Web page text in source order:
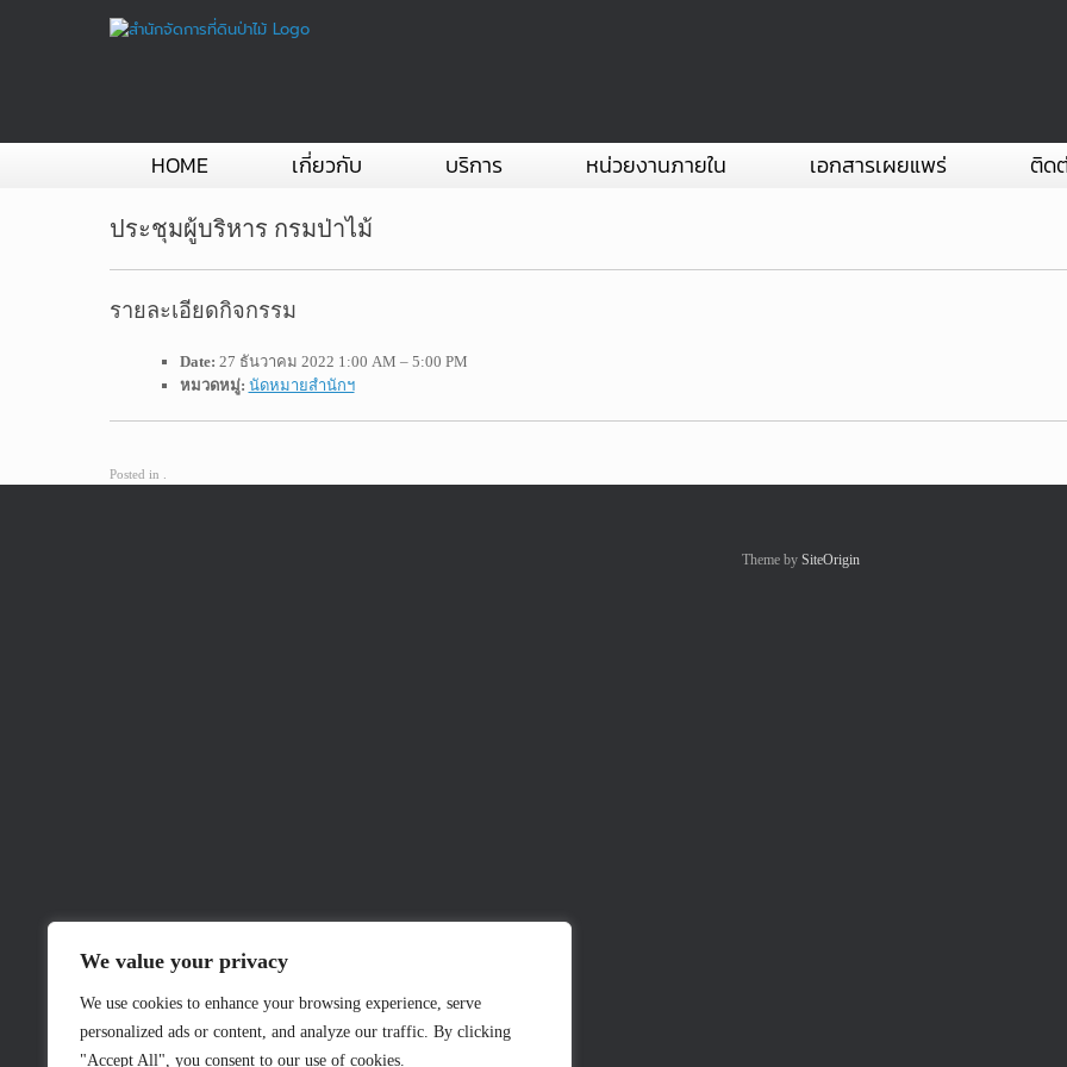
We value your privacy
We use cookies to enhance your browsing experience, serve
personalized ads or content, and analyze our traffic. By clicking
"Accept All", you consent to our use of cookies.
HOME เกี่ยวกับ บริการ หน่วยงานภายใน เอกสารเผยแพร่ ติด
ประชุมผู้บริหาร กรมป่าไม้
รายละเอียดกิจกรรม
Date: 27 ธันวาคม 2022 1:00 AM – 5:00 PM
หมวดหมู่: นัดหมายสำนักฯ
Posted in .
Theme by SiteOrigin